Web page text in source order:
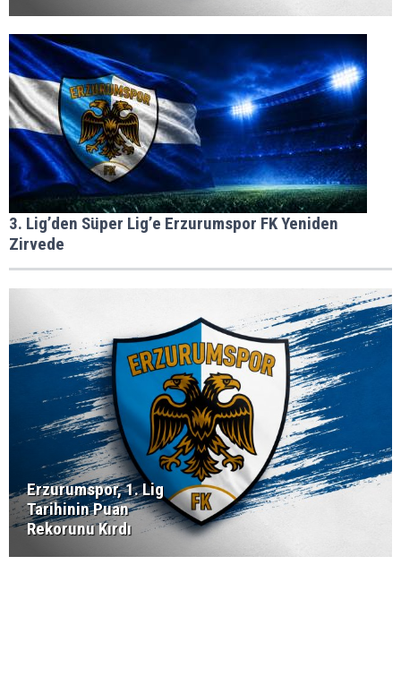
3. Lig’den Süper Lig’e Erzurumspor FK Yeniden
Zirvede
Erzurumspor, 1. Lig
Tarihinin Puan
Rekorunu Kırdı